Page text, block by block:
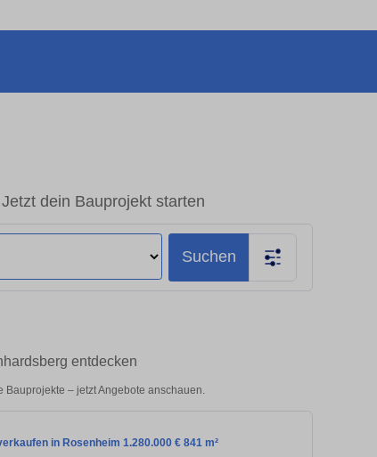
dein Bauprojekt starten
Suchen
entdecken
– jetzt Angebote anschauen.
in Rosenheim 1.280.000 € 841 m²